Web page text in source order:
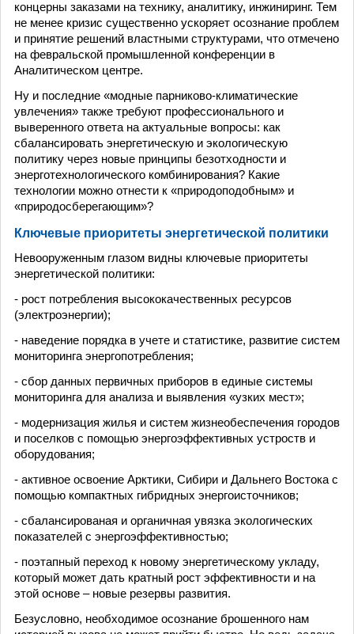
концерны заказами на технику, аналитику, инжиниринг. Тем
не менее кризис существенно ускоряет осознание проблем
и принятие решений властными структурами, что отмечено
на февральской промышленной конференции в
Аналитическом центре.
Ну и последние «модные парниково-климатические
увлечения» также требуют профессионального и
выверенного ответа на актуальные вопросы: как
сбалансировать энергетическую и экологическую
политику через новые принципы безотходности и
энерготехнологического комбинирования? Какие
технологии можно отнести к «природоподобным» и
«природосберегающим»?
Ключевые приоритеты энергетической политики
Невооруженным глазом видны ключевые приоритеты
энергетической политики:
- рост потребления высококачественных ресурсов
(электроэнергии);
- наведение порядка в учете и статистике, развитие систем
мониторинга энергопотребления;
- сбор данных первичных приборов в единые системы
мониторинга для анализа и выявления «узких мест»;
- модернизация жилья и систем жизнеобеспечения городов
и поселков с помощью энергоэффективных устроств и
оборудования;
- активное освоение Арктики, Сибири и Дальнего Востока с
помощью компактных гибридных энергоисточников;
- сбалансированая и органичная увязка экологических
показателей с энергоэффективностью;
- поэтапный переход к новому энергетическому укладу,
который может дать кратный рост эффективности и на
этой основе – новые резервы развития.
Безусловно, необходимое осознание брошенного нам